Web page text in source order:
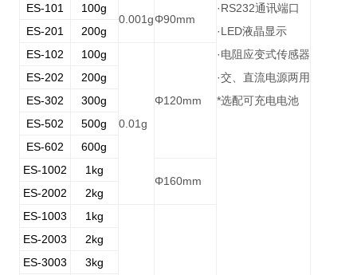
ES-101
100g
0.001gΦ90mm
·RS232通讯端口
·LED液晶显示
· 电阻应变式传感器
·交、直流电源两用
*选配可充电电池
ES-201
200g
ES-102
100g
0.01g
Φ120mm
ES-202
200g
ES-302
300g
ES-502
500g
ES-602
600g
ES-1002
1kg
Φ160mm
ES-2002
2kg
ES-1003
1kg
ES-2003
2kg
ES-3003
3kg